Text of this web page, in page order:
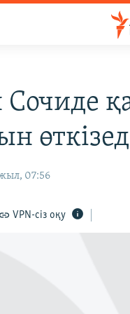
07:56
VPN-сіз оқу